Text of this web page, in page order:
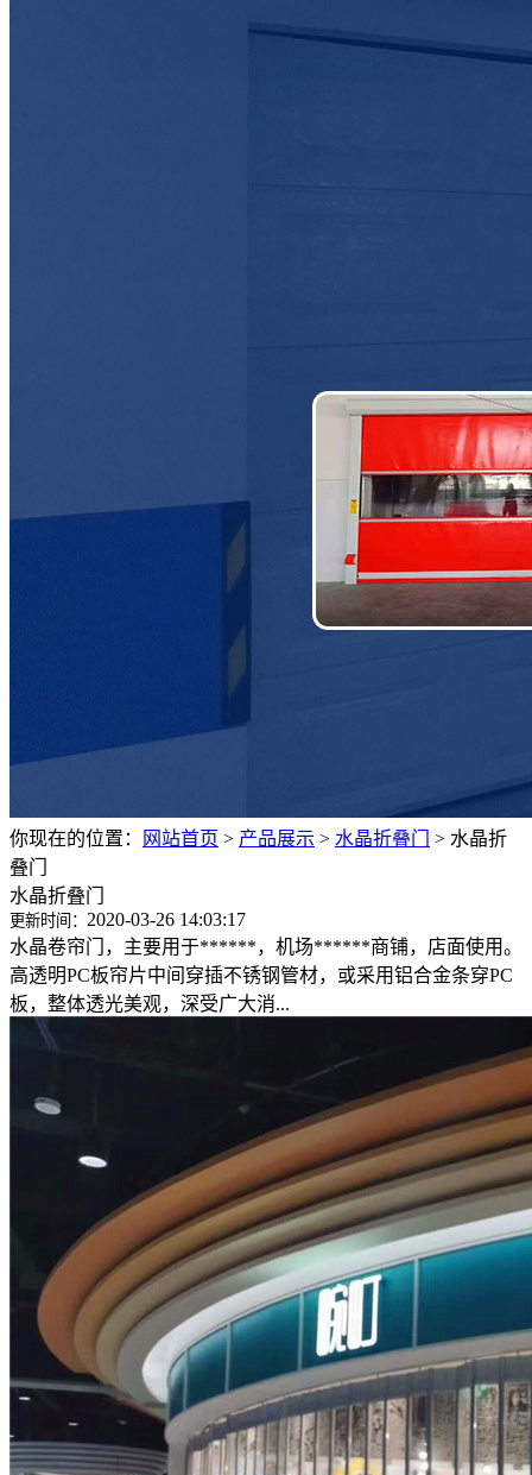
你现在的位置： 网站首页 > 产品展示 > 水晶折叠门 > 水晶折
叠门
水晶折叠门
更新时间： 2020-03-26 14:03:17
水晶卷帘门，主要用于******，机场******商铺，店面使用。
高透明PC板帘片中间穿插不锈钢管材，或采用铝合金条穿PC
板，整体透光美观，深受广大消...